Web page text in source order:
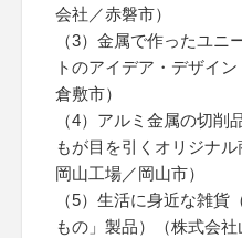
会社／赤磐市）
（3）金属で作ったユニ
トのアイデア・デザイ
倉敷市）
（4）アルミ金属の切削
もが目を引くオリジナ
岡山工場／岡山市）
（5）生活に身近な雑貨
もの」製品）（株式会社